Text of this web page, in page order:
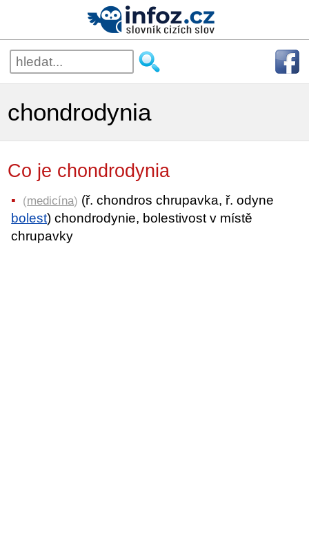
chondrodynia
Co je chondrodynia
(medicína) (ř. chondros chrupavka, ř. odyne
bolest) chondrodynie, bolestivost v místě
chrupavky